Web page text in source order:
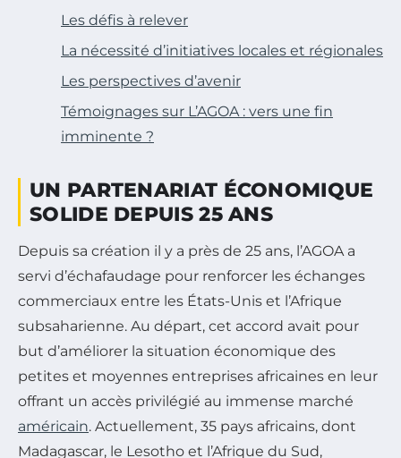
Les défis à relever
La nécessité d’initiatives locales et régionales
Les perspectives d’avenir
Témoignages sur L’AGOA : vers une fin
imminente ?
UN PARTENARIAT ÉCONOMIQUE
SOLIDE DEPUIS 25 ANS
Depuis sa création il y a près de 25 ans, l’AGOA a
servi d’échafaudage pour renforcer les échanges
commerciaux entre les États-Unis et l’Afrique
subsaharienne. Au départ, cet accord avait pour
but d’améliorer la situation économique des
petites et moyennes entreprises africaines en leur
offrant un accès privilégié au immense marché
américain. Actuellement, 35 pays africains, dont
Madagascar, le Lesotho et l’Afrique du Sud,